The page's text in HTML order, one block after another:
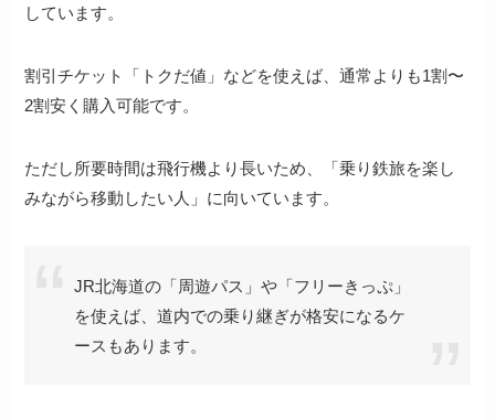
しています。
割引チケット「トクだ値」などを使えば、通常よりも1割〜
2割安く購入可能です。
ただし所要時間は飛行機より長いため、「乗り鉄旅を楽し
みながら移動したい人」に向いています。
JR北海道の「周遊パス」や「フリーきっぷ」
を使えば、道内での乗り継ぎが格安になるケ
ースもあります。